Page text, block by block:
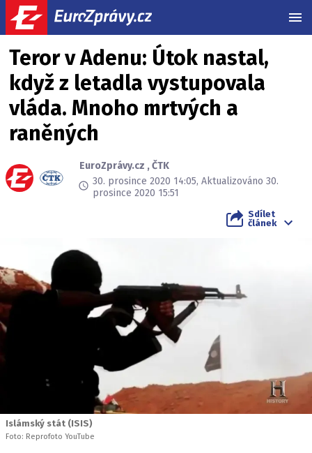
Teror v Adenu: Útok nastal,
když z letadla vystupovala
vláda. Mnoho mrtvých a
raněných
EuroZprávy.cz ,ČTK
30. prosince 2020 14:05, Aktualizováno 30.
prosince 2020 15:51
Sdílet
článek
Islámský stát (ISIS)
Foto: Reprofoto YouTube